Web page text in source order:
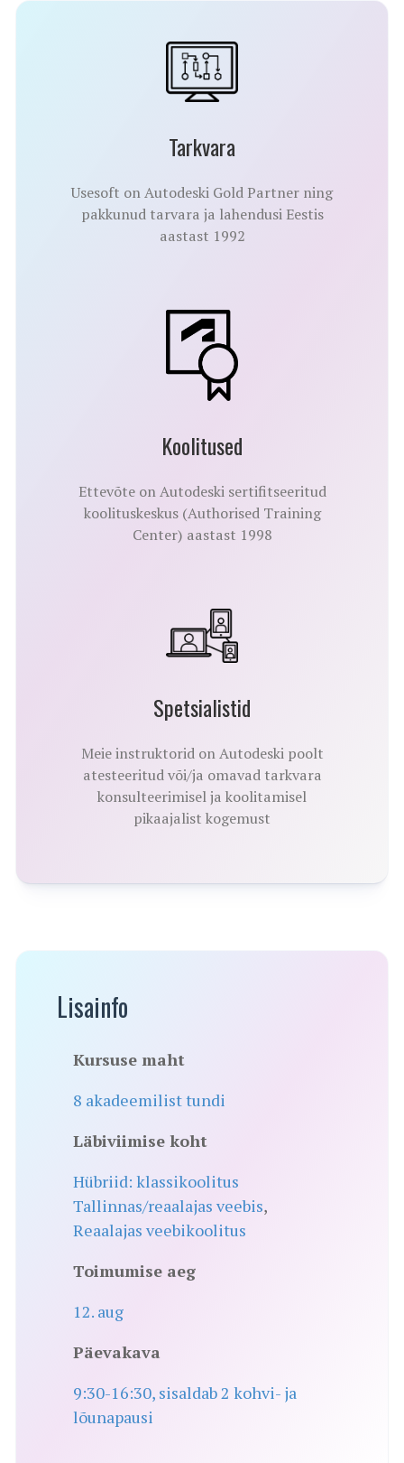
Tarkvara
Usesoft on Autodeski Gold Partner ning
pakkunud tarvara ja lahendusi Eestis
aastast 1992
Koolitused
Ettevõte on Autodeski sertifitseeritud
koolituskeskus (Authorised Training
Center) aastast 1998
Spetsialistid
Meie instruktorid on Autodeski poolt
atesteeritud või/ja omavad tarkvara
konsulteerimisel ja koolitamisel
pikaajalist kogemust
Lisainfo
Kursuse maht
8 akadeemilist tundi
Läbiviimise koht
Hübriid: klassikoolitus
Tallinnas/reaalajas veebis,
Reaalajas veebikoolitus
Toimumise aeg
12. aug
Päevakava
9:30-16:30, sisaldab 2 kohvi- ja
lõunapausi